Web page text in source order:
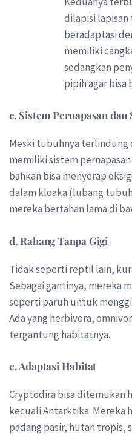
dilapisi lapisan
beradaptasi
memiliki
sedangkan
pipih agar bisa
c. Sistem Pernapasan
Meski tubuhnya terlindung
memiliki sistem
bahkan bisa menyerap
dalam kloaka (lubang
mereka bertahan lama di
d. Rahang Tanpa Gigi
Tidak seperti reptil lain,
Sebagai gantinya, mereka
seperti paruh untuk
Ada yang herbivora,
tergantung habitatnya.
e. Adaptasi Habitat
Cryptodira bisa ditemukan
kecuali Antarktika. Mereka
padang pasir, hutan tropis,